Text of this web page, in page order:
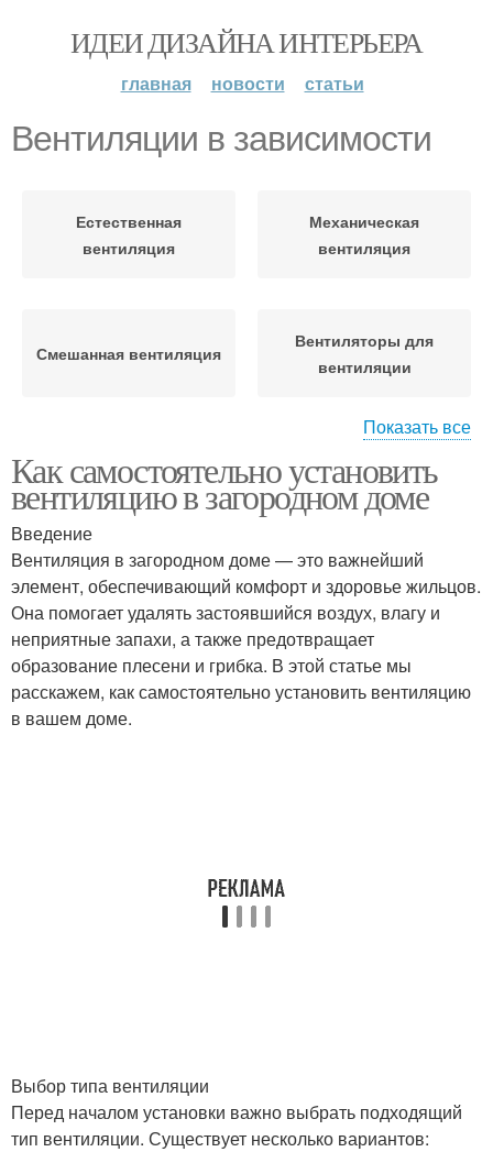
ИДЕИ ДИЗАЙНА ИНТЕРЬЕРА
главная новости статьи
Вентиляции в зависимости
Естественная
вентиляция
Механическая
вентиляция
Смешанная вентиляция
Вентиляторы для
вентиляции
загородном доме
вентиляция
Показать все
Как самостоятельно установить
вентиляцию в загородном доме
Введение
Вентиляция в загородном доме — это важнейший
элемент, обеспечивающий комфорт и здоровье жильцов.
Она помогает удалять застоявшийся воздух, влагу и
неприятные запахи, а также предотвращает
образование плесени и грибка. В этой статье мы
расскажем, как самостоятельно установить вентиляцию
в вашем доме.
Выбор типа вентиляции
Перед началом установки важно выбрать подходящий
тип вентиляции. Существует несколько вариантов: